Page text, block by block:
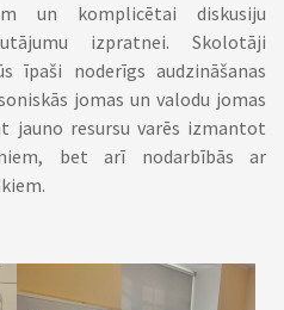
un komplicētai diskusiju
izpratnei. Skolotāji
īpaši noderīgs audzināšanas
jomas un valodu jomas
jauno resursu varēs izmantot
bet arī nodarbībās ar